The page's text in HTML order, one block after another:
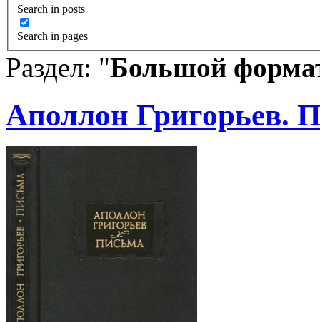
Search in posts
Search in pages
Раздел: "Большой
Аполлон Григорьев.